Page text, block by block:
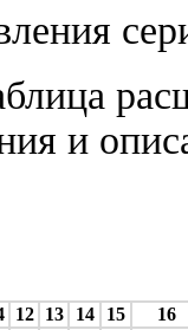
и
12 13 14 15
16